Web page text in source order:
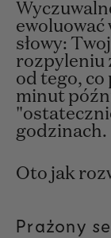
słowy:
rozpyleniu
od tego, co
minut
godzinach.
Oto jak
Prażony